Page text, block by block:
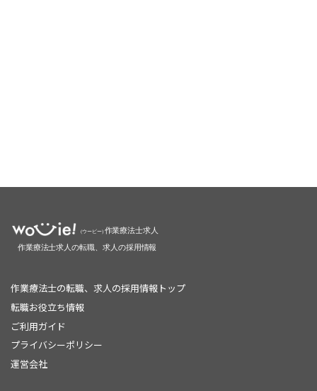
作業療法士の転職、求人の採用情報トップ
転職お役立ち情報
ご利用ガイド
プライバシーポリシー
運営会社